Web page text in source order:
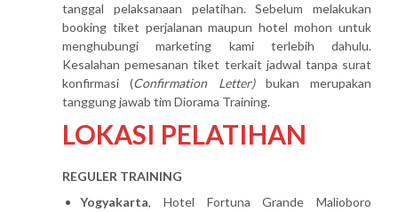
tanggal pelaksanaan pelatihan. Sebelum melakukan
booking tiket perjalanan maupun hotel mohon untuk
menghubungi marketing kami terlebih dahulu.
Kesalahan pemesanan tiket terkait jadwal tanpa surat
konfirmasi (Confirmation Letter)bukan merupakan
tanggung jawab tim Diorama Training.
LOKASI PELATIHAN
REGULER TRAINING
Yogyakarta, Hotel Fortuna Grande Malioboro